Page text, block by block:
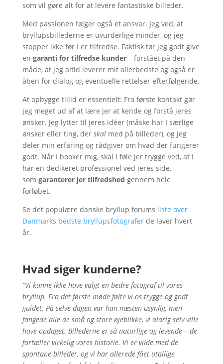
som vil gøre alt for at levere fantastiske billeder.
Med passionen følger også et ansvar. Jeg ved, at
bryllupsbillederne er uvurderlige minder, og jeg
stopper ikke før I er tilfredse. Faktisk tør jeg godt give
en garanti for tilfredse kunder– forstået på den
måde, at jeg altid leverer mit allerbedste og også er
åben for dialog og eventuelle rettelser efterfølgende.
At opbygge tillid er essentielt: Fra første kontakt gør
jeg meget ud af at lære jer at kende og forstå jeres
ønsker. Jeg lytter til jeres idéer (måske har I særlige
ønsker eller ting, der skalmed på billeder), og jeg
deler min erfaring og rådgiver om hvad der fungerer
godt. Når I booker mig, skal I føle jer trygge ved, at I
har en dedikeret professionel ved jeres side,
som garanterer jer tilfredshed gennem hele
forløbet.
Se det populære danske bryllup forums liste over
Danmarks bedste bryllupsfotograferde laver hvert
år.
Hvad siger kunderne?
“Vi kunne ikke have valgt en bedre fotograf til vores
bryllup. Fra det første møde følte vi os trygge og godt
guidet. På selve dagen var han næsten usynlig, men
fangede alle de små og store øjeblikke, vi aldrig selv ville
have opdaget. Billederne er så naturlige og levende – de
fortæller virkelig vores historie. Vi er vilde med de
spontane billeder, og vi har allerede fået utallige